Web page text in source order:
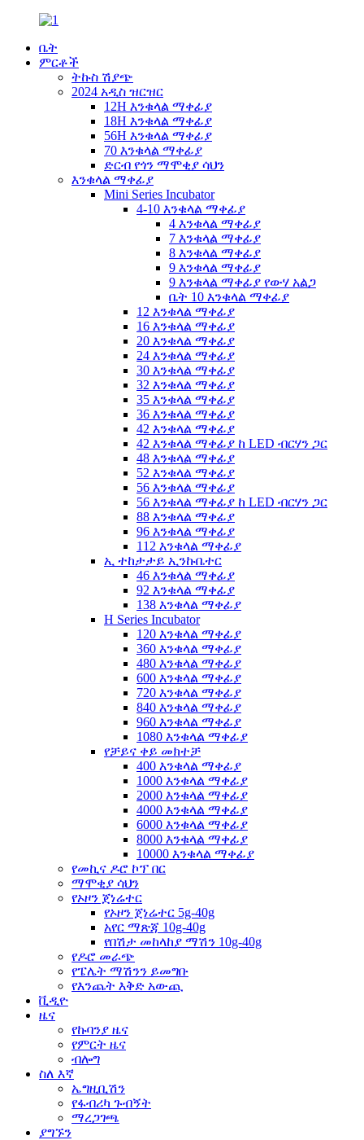
ቤት
ምርቶች
ትኩስ ሽያጭ
2024 አዲስ ዝርዝር
12H እንቁላል ማቀፊያ
18H እንቁላል ማቀፊያ
56H እንቁላል ማቀፊያ
70 እንቁላል ማቀፊያ
ድርብ የጎን ማሞቂያ ሳህን
እንቁላል ማቀፊያ
Mini Series Incubator
4-10 እንቁላል ማቀፊያ
4 እንቁላል ማቀፊያ
7 እንቁላል ማቀፊያ
8 እንቁላል ማቀፊያ
9 እንቁላል ማቀፊያ
9 እንቁላል ማቀፊያ የውሃ አልጋ
ቤት 10 እንቁላል ማቀፊያ
12 እንቁላል ማቀፊያ
16 እንቁላል ማቀፊያ
20 እንቁላል ማቀፊያ
24 እንቁላል ማቀፊያ
30 እንቁላል ማቀፊያ
32 እንቁላል ማቀፊያ
35 እንቁላል ማቀፊያ
36 እንቁላል ማቀፊያ
42 እንቁላል ማቀፊያ
42 እንቁላል ማቀፊያ ከ LED ብርሃን ጋር
48 እንቁላል ማቀፊያ
52 እንቁላል ማቀፊያ
56 እንቁላል ማቀፊያ
56 እንቁላል ማቀፊያ ከ LED ብርሃን ጋር
88 እንቁላል ማቀፊያ
96 እንቁላል ማቀፊያ
112 እንቁላል ማቀፊያ
ኢ ተከታታይ ኢንኩቤተር
46 እንቁላል ማቀፊያ
92 እንቁላል ማቀፊያ
138 እንቁላል ማቀፊያ
H Series Incubator
120 እንቁላል ማቀፊያ
360 እንቁላል ማቀፊያ
480 እንቁላል ማቀፊያ
600 እንቁላል ማቀፊያ
720 እንቁላል ማቀፊያ
840 እንቁላል ማቀፊያ
960 እንቁላል ማቀፊያ
1080 እንቁላል ማቀፊያ
የቻይና ቀይ መክተቻ
400 እንቁላል ማቀፊያ
1000 እንቁላል ማቀፊያ
2000 እንቁላል ማቀፊያ
4000 እንቁላል ማቀፊያ
6000 እንቁላል ማቀፊያ
8000 እንቁላል ማቀፊያ
10000 እንቁላል ማቀፊያ
የመኪና ዶሮ ኮፕ በር
ማሞቂያ ሳህን
የኦዞን ጀነሬተር
የኦዞን ጀነሬተር 5g-40g
አየር ማጽጃ 10g-40g
የበሽታ መከላከያ ማሽን 10g-40g
የዶሮ መራጭ
የፔሌት ማሽንን ይመግቡ
የእንጨት እቅድ አውጪ
ቪዲዮ
ዜና
የኩባንያ ዜና
የምርት ዜና
ብሎግ
ስለ እኛ
ኤግዚቢሽን
የፋብሪካ ጉብኝት
ማረጋገጫ
ያግኙን